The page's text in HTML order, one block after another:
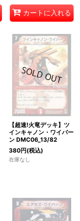
カートに入れる
【超速!火竜デッキ】ツ
インキャノン・ワイバー
ン DMC06_13/82
380円(税込)
在庫なし